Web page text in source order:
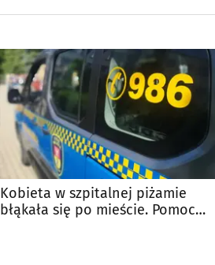
Kobieta w szpitalnej piżamie
błąkała się po mieście. Pomoc